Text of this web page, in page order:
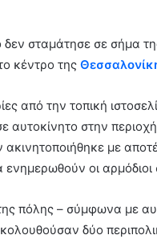
σταμάτησε σε σήμα
κέντρο της
από την τοπική
αυτοκίνητο στην
με
οι αρμόδιοι
πόλης – σύμφωνα με
δύο